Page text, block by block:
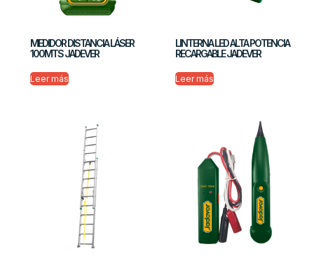
MEDIDOR DISTANCIA LÁSER
100MTS JADEVER
Leer más
LINTERNA LED ALTA POTENCIA
RECARGABLE JADEVER
Leer más